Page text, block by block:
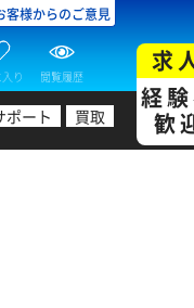
客様からのご意見
り 閲覧履歴
ポート 買取
求
経
歓